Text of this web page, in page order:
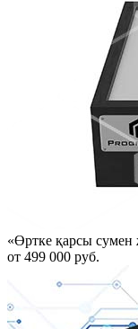
«Өртке қарсы сумен
от 499 000 руб.